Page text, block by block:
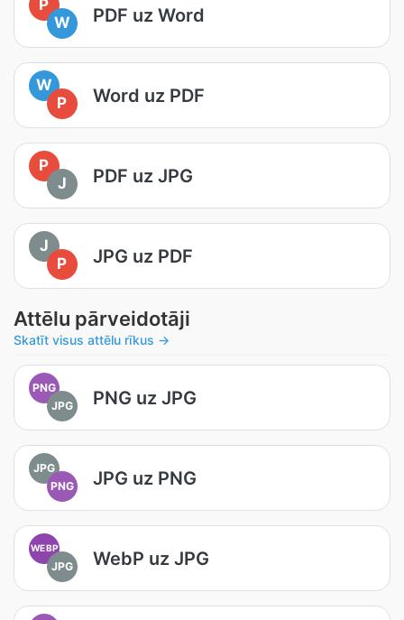
P
W
PDF uz Word
W
P
Word uz PDF
P
J
PDF uz JPG
J
P
JPG uz PDF
Attēlu pārveidotāji
Skatīt visus attēlu rīkus →
PNG
JPG
PNG uz JPG
JPG
PNG
JPG uz PNG
WEBP
JPG WebP uz JPG